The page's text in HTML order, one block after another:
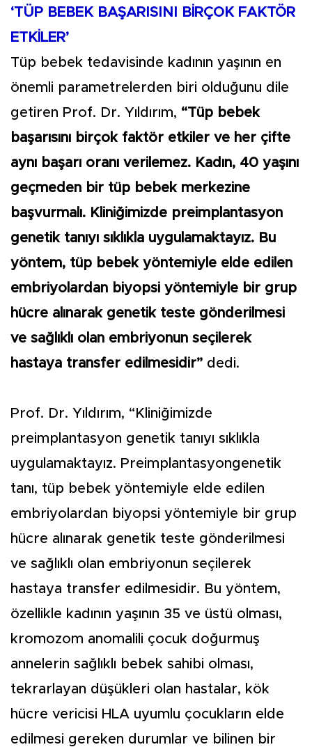
‘TÜP BEBEK BAŞARISINI BİRÇOK FAKTÖR
ETKİLER’
Tüp bebek tedavisinde kadının yaşının en
önemli parametrelerden biri olduğunu dile
getiren Prof. Dr. Yıldırım, “Tüp bebek
başarısını birçok faktör etkiler ve her çifte
aynı başarı oranı verilemez. Kadın, 40 yaşını
geçmeden bir tüp bebek merkezine
başvurmalı. Kliniğimizde preimplantasyon
genetik tanıyı sıklıkla uygulamaktayız. Bu
yöntem, tüp bebek yöntemiyle elde edilen
embriyolardan biyopsi yöntemiyle bir grup
hücre alınarak genetik teste gönderilmesi
ve sağlıklı olan embriyonun seçilerek
hastaya transfer edilmesidir” dedi.
Prof. Dr. Yıldırım, “Kliniğimizde
preimplantasyon genetik tanıyı sıklıkla
uygulamaktayız. Preimplantasyongenetik
tanı, tüp bebek yöntemiyle elde edilen
embriyolardan biyopsi yöntemiyle bir grup
hücre alınarak genetik teste gönderilmesi
ve sağlıklı olan embriyonun seçilerek
hastaya transfer edilmesidir. Bu yöntem,
özellikle kadının yaşının 35 ve üstü olması,
kromozom anomalili çocuk doğurmuş
annelerin sağlıklı bebek sahibi olması,
tekrarlayan düşükleri olan hastalar, kök
hücre vericisi HLA uyumlu çocukların elde
edilmesi gereken durumlar ve bilinen bir